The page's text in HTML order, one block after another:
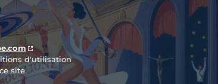
d'utilisation
site.